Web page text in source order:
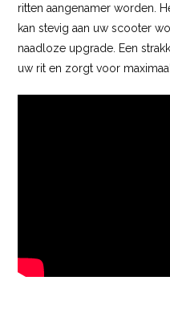
ritten aangenamer worden.
kan stevig aan uw scooter
naadloze upgrade. Een
uw rit en zorgt voor